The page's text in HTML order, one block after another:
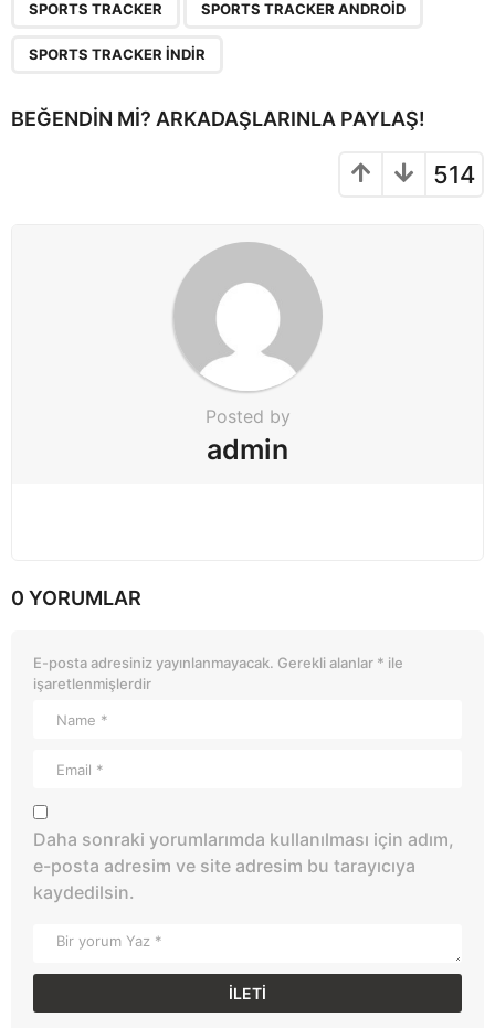
a
SPORTS TRACKER SPORTS TRACKER ANDROID
SPORTS TRACKER INDIR
BEĞENDIN MI? ARKADAŞLARINLA PAYLAŞ!
514
Posted by
admin
0 YORUMLAR
E-posta adresiniz yayınlanmayacak. Gerekli alanlar * ile
işaretlenmişlerdir
Daha sonraki yorumlarımda kullanılması için adım,
e-posta adresim ve site adresim bu tarayıcıya
kaydedilsin.